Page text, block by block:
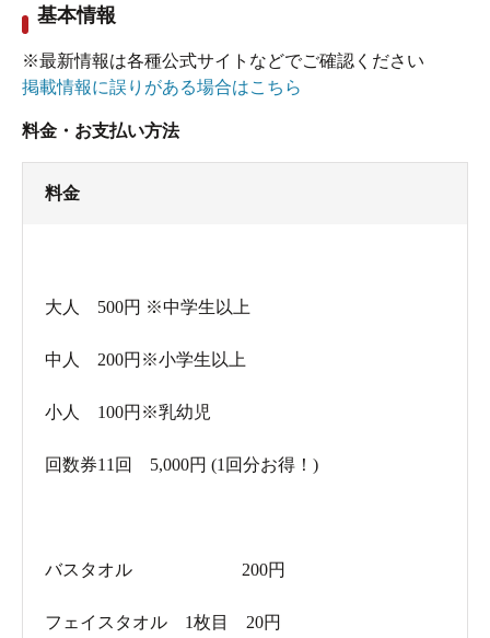
基本情報
※最新情報は各種公式サイトなどでご確認ください
掲載情報に誤りがある場合はこちら
料金・お支払い方法
料金
大人 500円 ※中学生以上
中人 200円※小学生以上
小人 100円※乳幼児
回数券11回 5,000円 (1回分お得！)
バスタオル 200円
フェイスタオル 1枚目 20円